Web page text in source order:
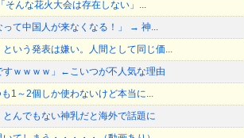
そんな花火大会は存在しない」...
って中国人が来なくなる！」 → 神...
いう発表は嫌い。人間として同じ価...
すｗｗｗｗ」←こいつが不人気な理由
1～2個しか使わないけど本当に...
んでもない神乳だと海外で話題に